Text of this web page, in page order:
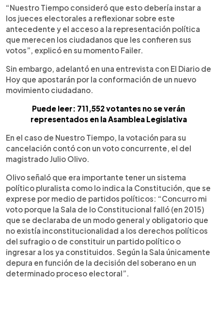
“Nuestro Tiempo consideró que esto debería instar a
los jueces electorales a reflexionar sobre este
antecedente y el acceso a la representación política
que merecen los ciudadanos que les confieren sus
votos”, explicó en su momento Failer.
Sin embargo, adelantó en una entrevista con El Diario de
Hoy que apostarán por la conformación de un nuevo
movimiento ciudadano.
Puede leer: 711,552 votantes no se verán
representados en la Asamblea Legislativa
En el caso de Nuestro Tiempo, la votación para su
cancelación contó con un voto concurrente, el del
magistrado Julio Olivo.
Olivo señaló que era importante tener un sistema
político pluralista como lo indica la Constitución, que se
exprese por medio de partidos políticos: “Concurro mi
voto porque la Sala de lo Constitucional falló (en 2015)
que se declaraba de un modo general y obligatorio que
no existía inconstitucionalidad a los derechos políticos
del sufragio o de constituir un partido político o
ingresar a los ya constituidos. Según la Sala únicamente
depura en función de la decisión del soberano en un
determinado proceso electoral”.